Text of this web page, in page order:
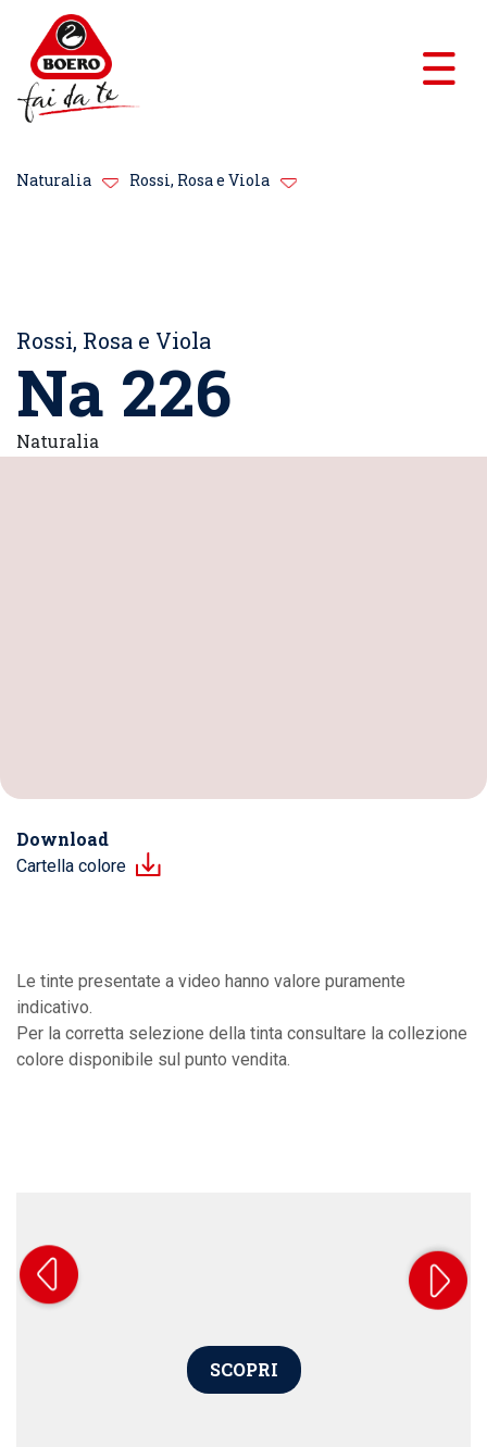
Naturalia Rossi, Rosa e Viola
Rossi, Rosa e Viola
Na 226
Naturalia
Download
Cartella colore
Le tinte presentate a video hanno valore puramente
indicativo.
Per la corretta selezione della tinta consultare la collezione
colore disponibile sul punto vendita.
SCOPRI